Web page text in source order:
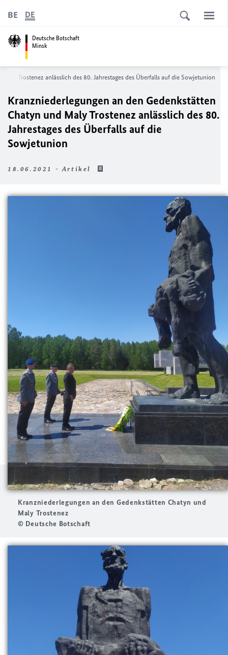
Deutsche Botschaft
Minsk
BE DE
Trostenez anlässlich des 80. Jahrestages des Überfalls auf die Sowjetunion
Kranzniederlegungen an den Gedenkstätten
Chatyn und Maly Trostenez anlässlich des 80.
Jahrestages des Überfalls auf die
Sowjetunion
18.06.2021 - Artikel
Kranzniederlegungen an den Gedenkstätten Chatyn und
Maly Trostenez
© Deutsche Botschaft